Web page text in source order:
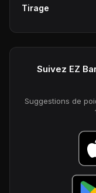
Tirage
Suivez EZ
Suggestions de